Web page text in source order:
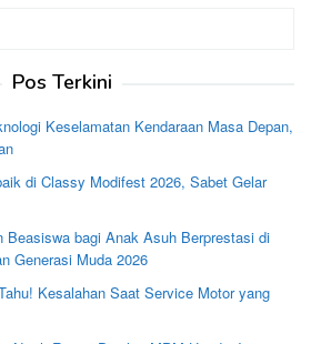
Pos Terkini
Keselamatan Kendaraan Masa Depan,
di Classy Modifest 2026, Sabet Gelar
Beasiswa bagi Anak Asuh Berprestasi di
Generasi Muda 2026
Kesalahan Saat Service Motor yang